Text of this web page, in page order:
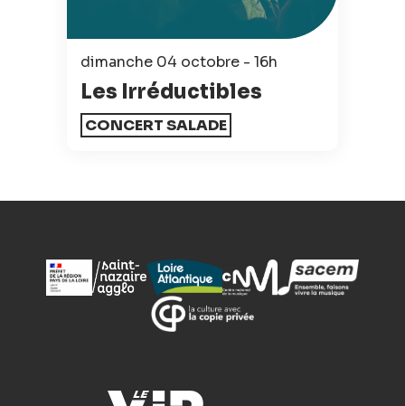
dimanche 04 octobre - 16h
Les Irréductibles
CONCERT SALADE